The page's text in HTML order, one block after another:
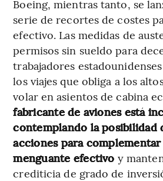
Boeing, mientras tanto, se
serie de recortes de costes
efectivo. Las medidas de
permisos sin sueldo para
trabajadores
los viajes que obliga a los
volar en asientos de cabina
fabricante de aviones está
contemplando la posibilidad
acciones para
menguante efectivo y
crediticia de grado de